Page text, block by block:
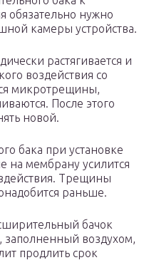
обязательно нужно
камеры устройства.
растягивается и
воздействия со
микротрещины,
После этого
новой.
бака при установке
на мембрану усилится
Трещины
раньше.
бачок
заполненный воздухом,
продлить срок